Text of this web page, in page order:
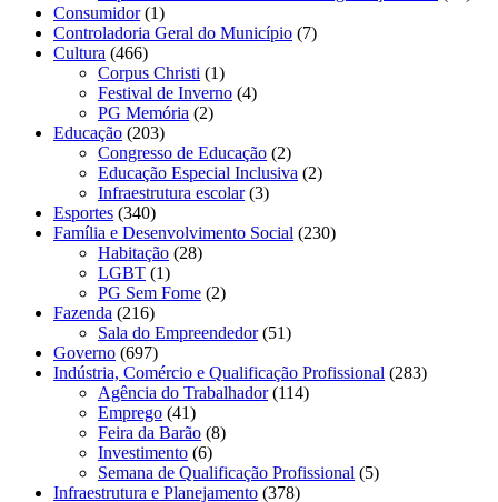
Consumidor(1)
Controladoria Geral do Município (7)
Cultura (466)
Corpus Christi (1)
Festival de Inverno (4)
PG Memória (2)
Educação (203)
Congresso de Educação (2)
Educação Especial Inclusiva (2)
Infraestrutura escolar(3)
Esportes (340)
Família e Desenvolvimento Social (230)
Habitação (28)
LGBT (1)
PG Sem Fome (2)
Fazenda (216)
Sala do Empreendedor(51)
Governo (697)
Indústria, Comércio e Qualificação Profissional (283)
Agência do Trabalhador(114)
Emprego (41)
Feira da Barão (8)
Investimento (6)
Semana de Qualificação Profissional (5)
Infraestrutura e Planejamento (378)